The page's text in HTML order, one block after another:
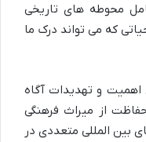
محوطه های تاریخی
که می تواند درک ما
اهمیت و تهدیدات آگاه
از میراث فرهنگی
بین المللی متعددی در